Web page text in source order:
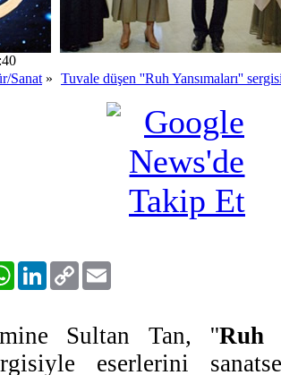
Sanat » Tuvale düşen ''Ruh Yansımaları''
WhatsAppLinkedIn
Copy
Link
Sultan Tan, ''Ruh
eserlerini